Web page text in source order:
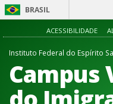
BRASIL
ACESSIBILIDADE
Instituto Federal do Espírito
Campus